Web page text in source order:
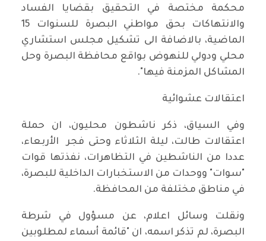
محكمة مختصة في التحقيق بقضايا الفساد
والانتهاكات بحق مواطني البصرة للسنوات 15
الماضية، بالاضافة الى تشكيل مجلس استشاري
محلي ودولي للنهوض بواقع محافظة البصرة وحل
المشاكل المزمنة فيها".
اعتقالات عشوائية
وفي السياق، ذكر ناشطون محليون، ان حملة
اعتقالات طالت، ليلة الثلاثاء وحتى فجر الأربعاء،
عددا من الناشطين في التظاهرات، نفذتها قوات
"سوات" ووحدات من الاستخبارات الداخلية للبصرة،
في مناطق مختلفة من المحافظة.
ونقلت وسائل اعلام، عن مسؤول في شرطة
البصرة، لم تذكر اسمه، ان "قائمة أسماء لمطلوبين